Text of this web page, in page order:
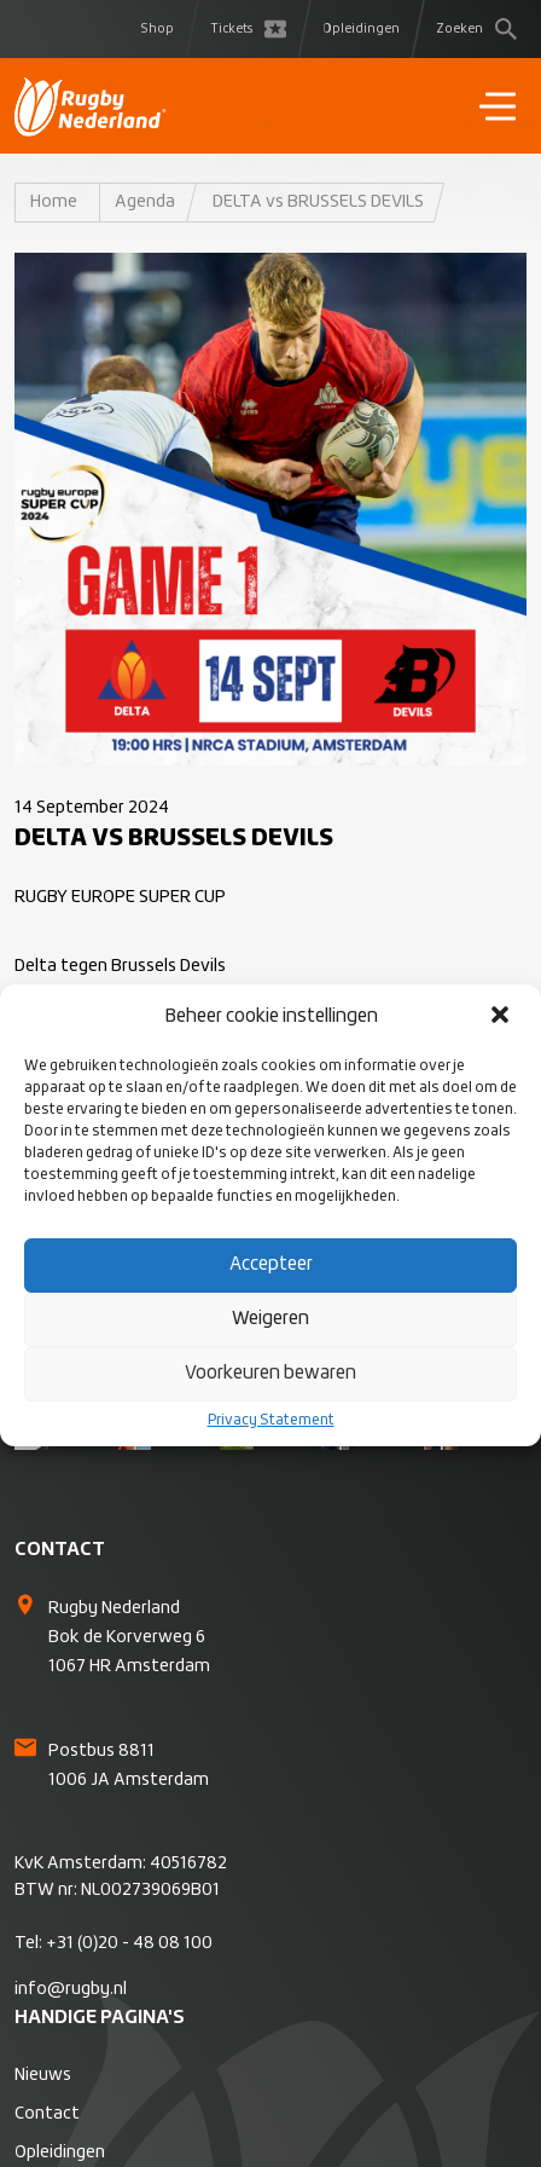
Beheer cookie instellingen
We gebruiken technologieën zoals cookies om informatie over je
apparaat op te slaan en/of te raadplegen. We doen dit met als doel om de
beste ervaring te bieden en om gepersonaliseerde advertenties te tonen.
Door in te stemmen met deze technologieën kunnen we gegevens zoals
bladeren gedrag of unieke ID's op deze site verwerken. Als je geen
toestemming geeft of je toestemming intrekt, kan dit een nadelige
invloed hebben op bepaalde functies en mogelijkheden.
Accepteer
Weigeren
Voorkeuren bewaren
Privacy Statement
Shop Tickets Opleidingen Zoeken
Home Agenda DELTA vs BRUSSELS DEVILS
14 September 2024
DELTA VS BRUSSELS DEVILS
RUGBY EUROPE SUPER CUP
Delta tegen Brussels Devils
VOLG ONS
CONTACT
Rugby Nederland
Bok de Korverweg 6
1067 HR Amsterdam
Postbus 8811
1006 JA Amsterdam
KvK Amsterdam: 40516782
BTW nr: NL002739069B01
Tel: +31 (0)20 - 48 08 100
info@rugby.nl
HANDIGE PAGINA'S
Nieuws
Contact
Opleidingen